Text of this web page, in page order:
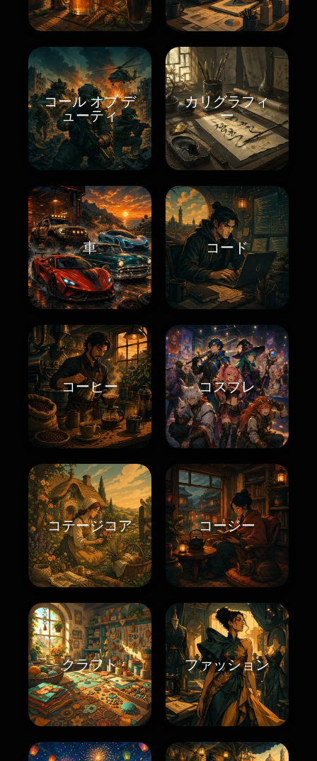
コール オブ デ
ューティ
カリグラフィ
ー
車 コード
コーヒー コスプレ
コテージコア コージー
クラフト ファッション